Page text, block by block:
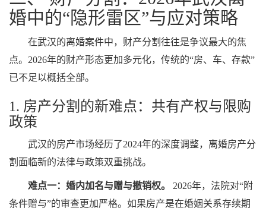
婚中的“隐形雷区”与应对策略
在武汉的离婚案件中，财产分割往往是争议最大的焦
点。2026年的财产形态更加多元化，传统的“房、车、存款”
已不足以概括全部。
1. 房产分割的新难点：共有产权与限购
政策
武汉的房产市场经历了2024年的深度调整，离婚房产分
割面临新的法律与政策双重挑战。
难点一：婚内加名与赠与撤销权。
2026年，法院对“附
条件赠与”的审查更加严格。如果房产是在婚姻关系存续期